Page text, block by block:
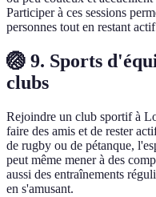
Participer à ces sessions
personnes tout en restant
🏐 9. Sports
clubs
Rejoindre un club sportif à
faire des amis et de rester
de rugby ou de pétanque,
peut même mener à des
aussi des entraînements
en s'amusant.